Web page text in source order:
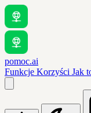
pomoc.ai
Funkcje Korzyści Jak